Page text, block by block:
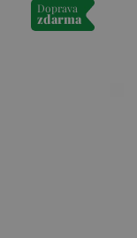
Doprava
zdarma